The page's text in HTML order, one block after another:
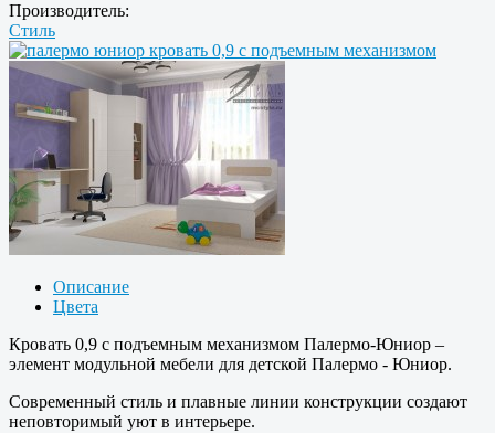
Производитель:
Стиль
Описание
Цвета
Кровать 0,9 с подъемным механизмом Палермо-Юниор –
элемент модульной мебели для детской Палермо - Юниор.
Современный стиль и плавные линии конструкции создают
неповторимый уют в интерьере.